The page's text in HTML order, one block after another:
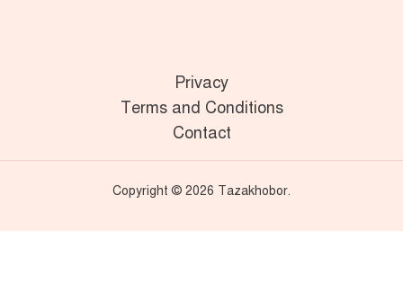
Privacy
Terms and Conditions
Contact
Copyright © 2026 Tazakhobor.